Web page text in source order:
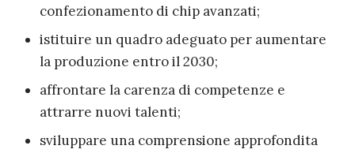
confezionamento di chip avanzati;
istituire un quadro adeguato per aumentare
la produzione entro il 2030;
affrontare la carenza di competenze e
attrarre nuovi talenti;
sviluppare una comprensione approfondita